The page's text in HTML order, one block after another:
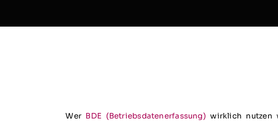
Wer BDE (Betriebsdatenerfassung) wirklich nutzen